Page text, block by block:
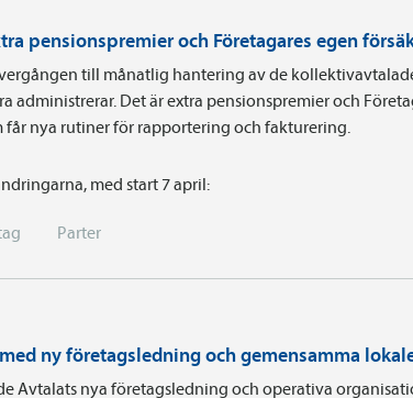
pensionspremier och Företagares egen
till månatlig hantering av de
administrerar. Det är extra pensionspremier och
får nya rutiner för rapportering och fakturering.
med start 7 april:
Parter
ny företagsledning och gemensamma
Avtalats nya företagsledning och operativa